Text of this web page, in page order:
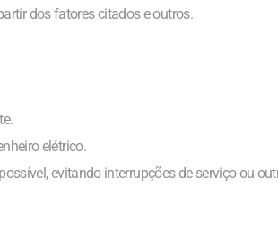
dos fatores citados e outros.
elétrico.
evitando interrupções de serviço ou